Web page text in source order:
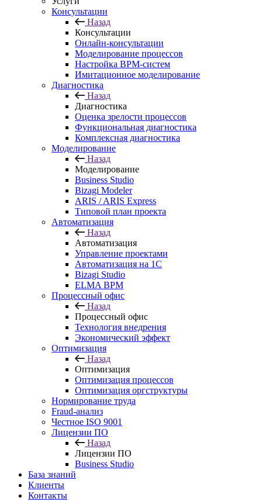
Консультации
Назад
Консультации
Онлайн-консультации
Моделирование процессов
Настройка BPM-систем
Имитационное моделирование
Диагностика
Назад
Диагностика
Оценка зрелости процессов
Функциональная диагностика
Комплексная диагностика
Моделирование
Назад
Моделирование
Business Studio
Bizagi Modeler
ARIS / ARIS Express
Типовой план проекта
Автоматизация
Назад
Автоматизация
Управление проектами
Автоматизация на 1С
Bizagi Studio
ELMA BPM
Процессный офис
Назад
Процессный офис
Технология внедрения
Экономический эффект
Оптимизация
Назад
Оптимизация
Оптимизация процессов
Оптимизация оргструктуры
Нормирование труда
Fraud-анализ
Честное ISO 9001
Лицензии ПО
Назад
Лицензии ПО
Business Studio
База знаний
Клиенты
Контакты